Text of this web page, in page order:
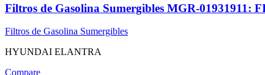
Filtros de Gasolina Sumergibles MGR-
Filtros de Gasolina Sumergibles
HYUNDAI ELANTRA
Compare